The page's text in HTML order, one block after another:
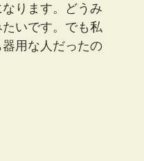
ります。どうみ
いです。でも私
用な人だったの